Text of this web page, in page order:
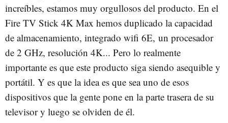
increíbles, estamos muy orgullosos del producto. En el
Fire TV Stick 4K Max hemos duplicado la capacidad
de almacenamiento, integrado wifi 6E, un procesador
de 2 GHz, resolución 4K... Pero lo realmente
importante es que este producto siga siendo asequible y
portátil. Y es que la idea es que sea uno de esos
dispositivos que la gente pone en la parte trasera de su
televisor y luego se olviden de él.